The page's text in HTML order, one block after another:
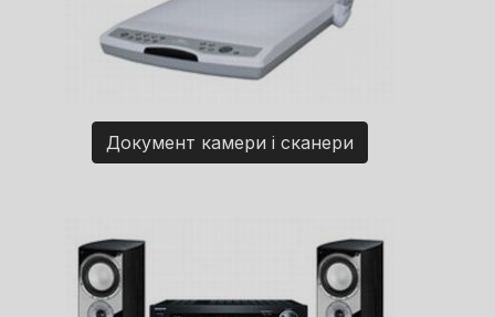
Документ камери і сканери